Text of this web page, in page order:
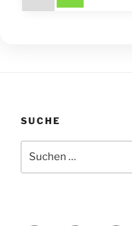
SUCHE
nach: